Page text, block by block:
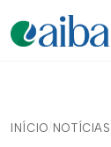
INÍCIO/ NOTÍCIAS